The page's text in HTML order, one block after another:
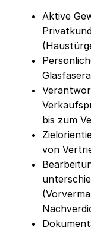
Aktive
bis zum
von